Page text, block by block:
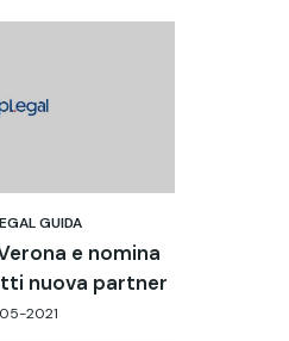
GUIDA
e nomina
nuova partner
2021